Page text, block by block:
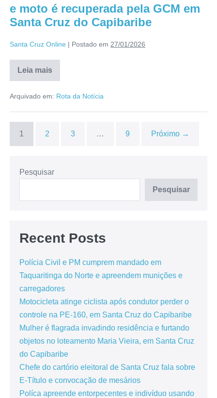
e moto é recuperada pela GCM em
Santa Cruz do Capibaribe
Santa Cruz Online | Postado em 27/01/2026
Leia mais
Arquivado em: Rota da Notícia
1 2 3 … 9 Próximo →
Pesquisar
Pesquisar
Recent Posts
Polícia Civil e PM cumprem mandado em
Taquaritinga do Norte e apreendem munições e
carregadores
Motocicleta atinge ciclista após condutor perder o
controle na PE-160, em Santa Cruz do Capibaribe
Mulher é flagrada invadindo residência e furtando
objetos no loteamento Maria Vieira, em Santa Cruz
do Capibaribe
Chefe do cartório eleitoral de Santa Cruz fala sobre
E-Título e convocação de mesários
Políca apreende entorpecentes e indivíduo usando